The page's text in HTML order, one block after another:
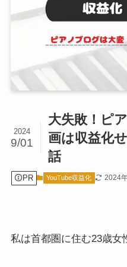
大失敗！ピ
画は収益化
話
2024
9/01
PR YouTube収益化 2024
私は首都圏に住む23歳女